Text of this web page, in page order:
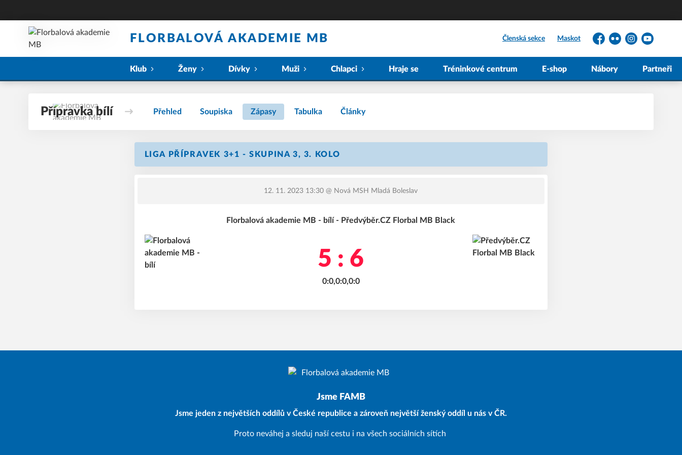
FLORBALOVÁ AKADEMIE MB Členská sekce Maskot
Facebook
FlickrInstagramYouTube
Klub Ženy Dívky Muži Chlapci Hraje se Tréninkové centrum E-shop Nábory Partneři
Přípravka bílí Přehled Soupiska Zápasy Tabulka Články
LIGA PŘÍPRAVEK 3+1 - SKUPINA 3, 3. KOLO
12. 11. 2023 13:30 @ Nová MSH Mladá Boleslav
Florbalová akademie MB - bílí - Předvýběr.CZ Florbal MB Black
5 : 6
0:0,0:0,0:0
Jsme FAMB
Jsme jeden z největších oddílů v České republice a zároveň největší ženský oddíl u nás v ČR.
Proto neváhej a sleduj naší cestu i na všech sociálních sítích